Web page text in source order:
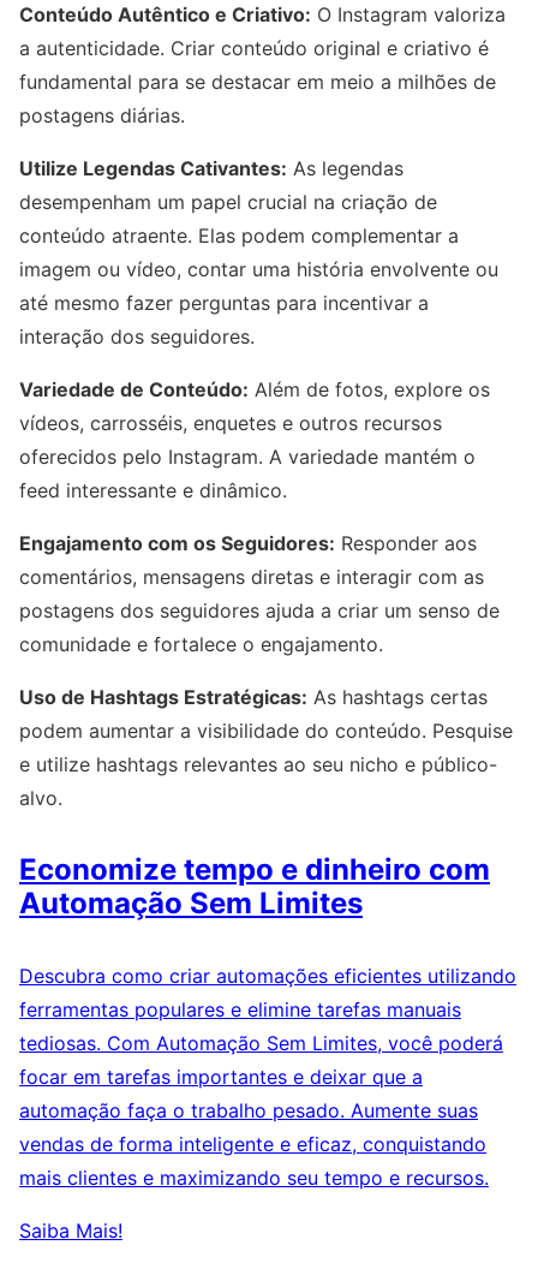
Conteúdo Autêntico e Criativo: O Instagram valoriza
a autenticidade. Criar conteúdo original e criativo é
fundamental para se destacar em meio a milhões de
postagens diárias.
Utilize Legendas Cativantes: As legendas
desempenham um papel crucial na criação de
conteúdo atraente. Elas podem complementar a
imagem ou vídeo, contar uma história envolvente ou
até mesmo fazer perguntas para incentivar a
interação dos seguidores.
Variedade de Conteúdo: Além de fotos, explore os
vídeos, carrosséis, enquetes e outros recursos
oferecidos pelo Instagram. A variedade mantém o
feed interessante e dinâmico.
Engajamento com os Seguidores: Responder aos
comentários, mensagens diretas e interagir com as
postagens dos seguidores ajuda a criar um senso de
comunidade e fortalece o engajamento.
Uso de Hashtags Estratégicas: As hashtags certas
podem aumentar a visibilidade do conteúdo. Pesquise
e utilize hashtags relevantes ao seu nicho e público-
alvo.
Economize tempo e dinheiro com
Automação Sem Limites
Descubra como criar automações eficientes utilizando
ferramentas populares e elimine tarefas manuais
tediosas. Com Automação Sem Limites, você poderá
focar em tarefas importantes e deixar que a
automação faça o trabalho pesado. Aumente suas
vendas de forma inteligente e eficaz, conquistando
mais clientes e maximizando seu tempo e recursos.
Saiba Mais!